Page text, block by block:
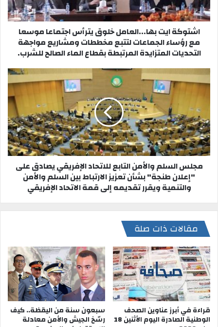
ب
اشتوكة ايت بها...العامل خلوق يترأس اجتماعا موسعا
مع رؤساء الجماعات لتتبع مخططات ومشاريع مواجهة
التحديات المتزايدة المرتبطة بقطاع الماء الصالح للشرب.
مجلس السلم والأمن التابع للاتحاد الإفريقي يصادق على
"إعلان طنجة" بشأن تعزيز الارتباط بين السلم والأمن
والتنمية ويقرر تقديمه إلى قمة الاتحاد الإفريقي
مقالات ذات صلة
قراءة في أبرز عناوين الصحف
الوطنية الصادرة اليوم الأثنين 18
سبعون سنة من اليقظة.. كيف
رسّخ الجيش والأمن معادلة